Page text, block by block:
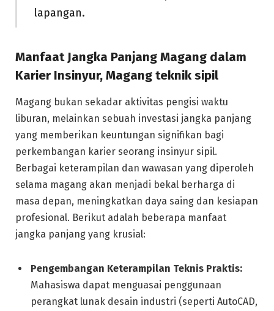
lapangan.
Manfaat Jangka Panjang Magang dalam
Karier Insinyur, Magang teknik sipil
Magang bukan sekadar aktivitas pengisi waktu
liburan, melainkan sebuah investasi jangka panjang
yang memberikan keuntungan signifikan bagi
perkembangan karier seorang insinyur sipil.
Berbagai keterampilan dan wawasan yang diperoleh
selama magang akan menjadi bekal berharga di
masa depan, meningkatkan daya saing dan kesiapan
profesional. Berikut adalah beberapa manfaat
jangka panjang yang krusial:
Pengembangan Keterampilan Teknis Praktis:
Mahasiswa dapat menguasai penggunaan
perangkat lunak desain industri (seperti AutoCAD,